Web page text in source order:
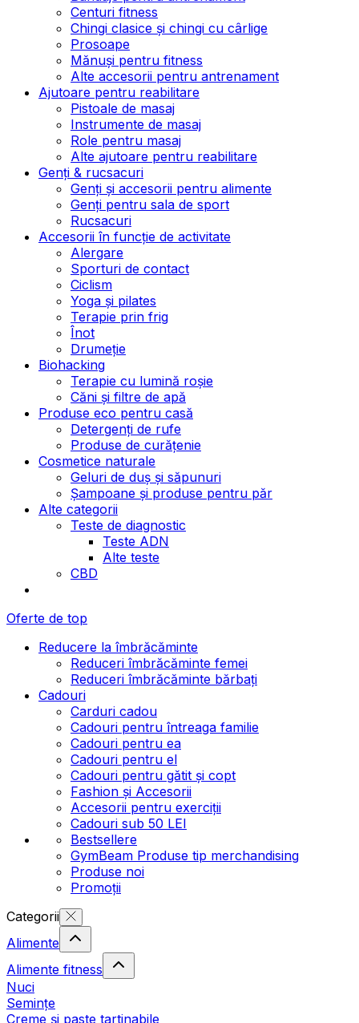
Centuri fitness
Chingi clasice și chingi cu cârlige
Prosoape
Mănuși pentru fitness
Alte accesorii pentru antrenament
Ajutoare pentru reabilitare
Pistoale de masaj
Instrumente de masaj
Role pentru masaj
Alte ajutoare pentru reabilitare
Genți & rucsacuri
Genți și accesorii pentru alimente
Genți pentru sala de sport
Rucsacuri
Accesorii în funcție de activitate
Alergare
Sporturi de contact
Ciclism
Yoga și pilates
Terapie prin frig
Înot
Drumeție
Biohacking
Terapie cu lumină roșie
Căni și filtre de apă
Produse eco pentru casă
Detergenți de rufe
Produse de curățenie
Cosmetice naturale
Geluri de duș și săpunuri
Șampoane și produse pentru păr
Alte categorii
Teste de diagnostic
Teste ADN
Alte teste
CBD
Oferte de top
Reducere la îmbrăcăminte
Reduceri îmbrăcăminte femei
Reduceri îmbrăcăminte bărbați
Cadouri
Carduri cadou
Cadouri pentru întreaga familie
Cadouri pentru ea
Cadouri pentru el
Cadouri pentru gătit și copt
Fashion și Accesorii
Accesorii pentru exerciții
Cadouri sub 50 LEI
Bestsellere
GymBeam Produse tip merchandising
Produse noi
Promoții
Categorii
Alimente
Alimente fitness
Nuci
Semințe
Creme și paste tartinabile